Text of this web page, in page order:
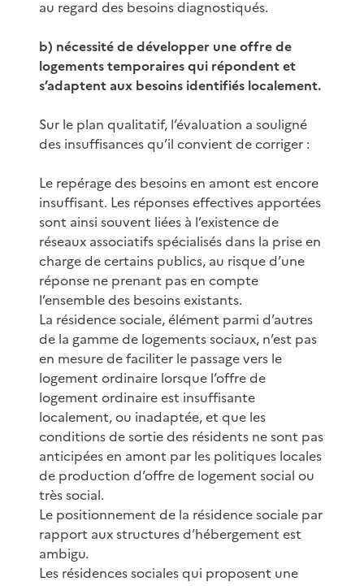
au regard des besoins diagnostiqués.
b) nécessité de développer une offre de
logements temporaires qui répondent et
s’adaptent aux besoins identifiés localement.
Sur le plan qualitatif, l’évaluation a souligné
des insuffisances qu’il convient de corriger :
Le repérage des besoins en amont est encore
insuffisant. Les réponses effectives apportées
sont ainsi souvent liées à l’existence de
réseaux associatifs spécialisés dans la prise en
charge de certains publics, au risque d’une
réponse ne prenant pas en compte
l’ensemble des besoins existants.
La résidence sociale, élément parmi d’autres
de la gamme de logements sociaux, n’est pas
en mesure de faciliter le passage vers le
logement ordinaire lorsque l’offre de
logement ordinaire est insuffisante
localement, ou inadaptée, et que les
conditions de sortie des résidents ne sont pas
anticipées en amont par les politiques locales
de production d’offre de logement social ou
très social.
Le positionnement de la résidence sociale par
rapport aux structures d’hébergement est
ambigu.
Les résidences sociales qui proposent une